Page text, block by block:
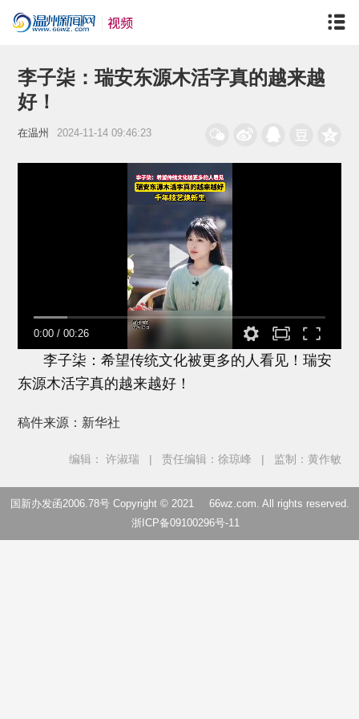
李子柒：瑞安东源木活字真的越来越
好！
在温州 2024-11-14 09:46:23
0:00 /00:26
李子柒：希望传统文化被更多的人看见！瑞安
东源木活字真的越来越好！
稿件来源：新华社
编辑： 许淑瑞 责任编辑：徐琼峰 监制：黄作敏
国新办发函2006.78号 Copyright © 2021 66wz.com. All rights reserved.
浙ICP备09100296号-11